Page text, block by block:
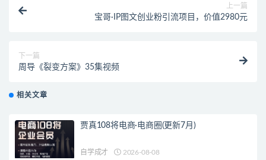
上一篇
宝哥·IP图文创业粉引流项目，价值2980元
下一篇
周导《裂变方案》35集视频
相关文章
贾真108将电商·电商圈(更新7月)
自学成才 2026-08-08